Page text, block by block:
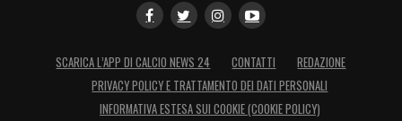
SCARICA L’APP DI CALCIO NEWS 24 CONTATTI
REDAZIONE
PRIVACY POLICY E TRATTAMENTO DEI DATI PERSONALI
INFORMATIVA ESTESA SUI COOKIE (COOKIE POLICY)